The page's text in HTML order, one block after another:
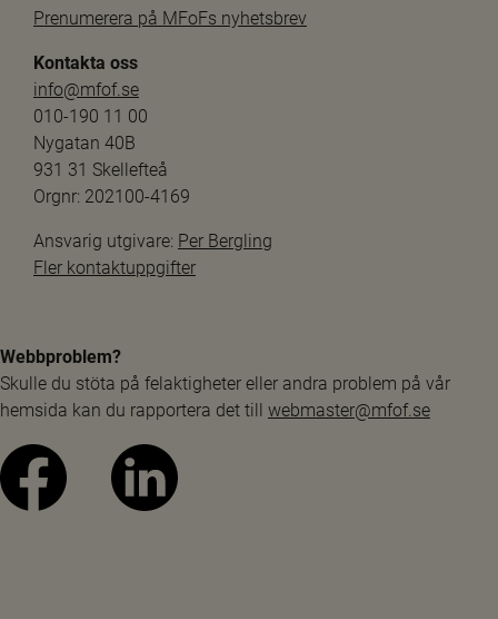
Prenumerera på MFoFs nyhetsbrev
Kontakta oss
info@mfof.se
010-190 11 00
Nygatan 40B
931 31 Skellefteå
Orgnr: 202100-4169
Ansvarig utgivare: Per Bergling
Fler kontaktuppgifter
Webbproblem?
Skulle du stöta på felaktigheter eller andra problem på vår
hemsida kan du rapportera det till webmaster@mfof.se